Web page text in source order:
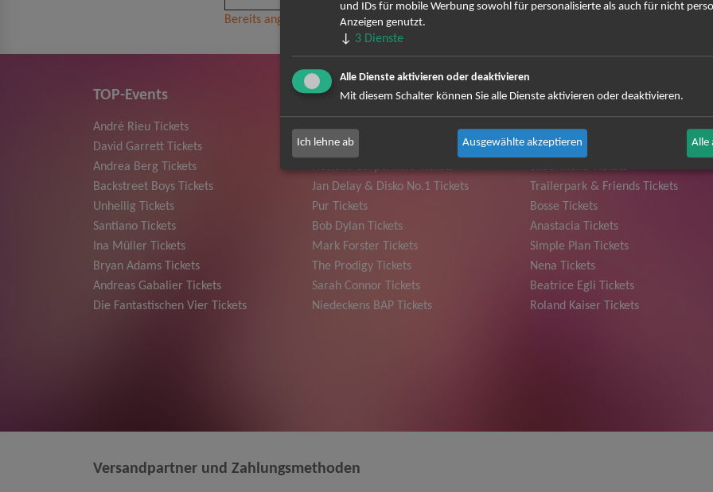
Bereits angemeldet? Hier können Sie sich abmelden ...
TOP-Events
André Rieu Tickets
David Garrett Tickets
Andrea Berg Tickets
Backstreet Boys Tickets
Unheilig Tickets
Santiano Tickets
Ina Müller Tickets
Bryan Adams Tickets
Andreas Gabalier Tickets
Die Fantastischen Vier Tickets
Herbert Grönemeyer Tickets
Deep Purple Tickets
Howard Carpendale Tickets
Jan Delay & Disko No.1 Tickets
Pur Tickets
Bob Dylan Tickets
Mark Forster Tickets
The Prodigy Tickets
Sarah Connor Tickets
Niedeckens BAP Tickets
Judas Priest Tickets
The BossHoss Tickets
Silbermond Tickets
Trailerpark & Friends Tickets
Bosse Tickets
Anastacia Tickets
Simple Plan Tickets
Nena Tickets
Beatrice Egli Tickets
Roland Kaiser Tickets
Versandpartner und Zahlungsmethoden
und IDs für mobile Werbung sowohl für personalisierte als auch für nicht
Anzeigen genutzt.
↓ 3 Dienste
Alle Dienste aktivieren oder deaktivieren
Mit diesem Schalter können Sie alle Dienste aktivieren oder deaktivieren.
Ich lehne ab Ausgewählte akzeptieren Alle